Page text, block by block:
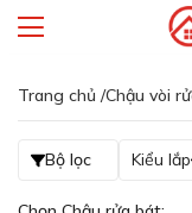
Trang chủ /Chậu vòi
Bộ lọc Kiểu lắp